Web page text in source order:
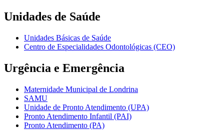
Unidades de Saúde
Unidades Básicas de Saúde
Centro de Especialidades Odontológicas (CEO)
Urgência e Emergência
Maternidade Municipal de Londrina
SAMU
Unidade de Pronto Atendimento (UPA)
Pronto Atendimento Infantil (PAI)
Pronto Atendimento (PA)